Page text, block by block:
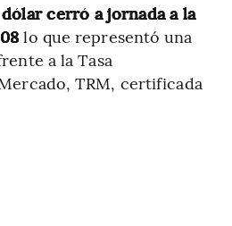
cerró a jornada a la
lo que representó una
a la Tasa
TRM, certificada